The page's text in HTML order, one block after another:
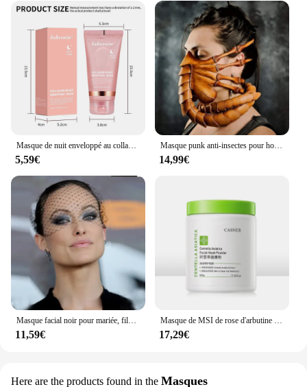
5,59€
Masque punk anti-insectes pour hommes et femmes, bijoux en latex, cadeau de fête, nouveau, 2024
14,99€
11,59€ 17,29€
Here are the products found in the Masques